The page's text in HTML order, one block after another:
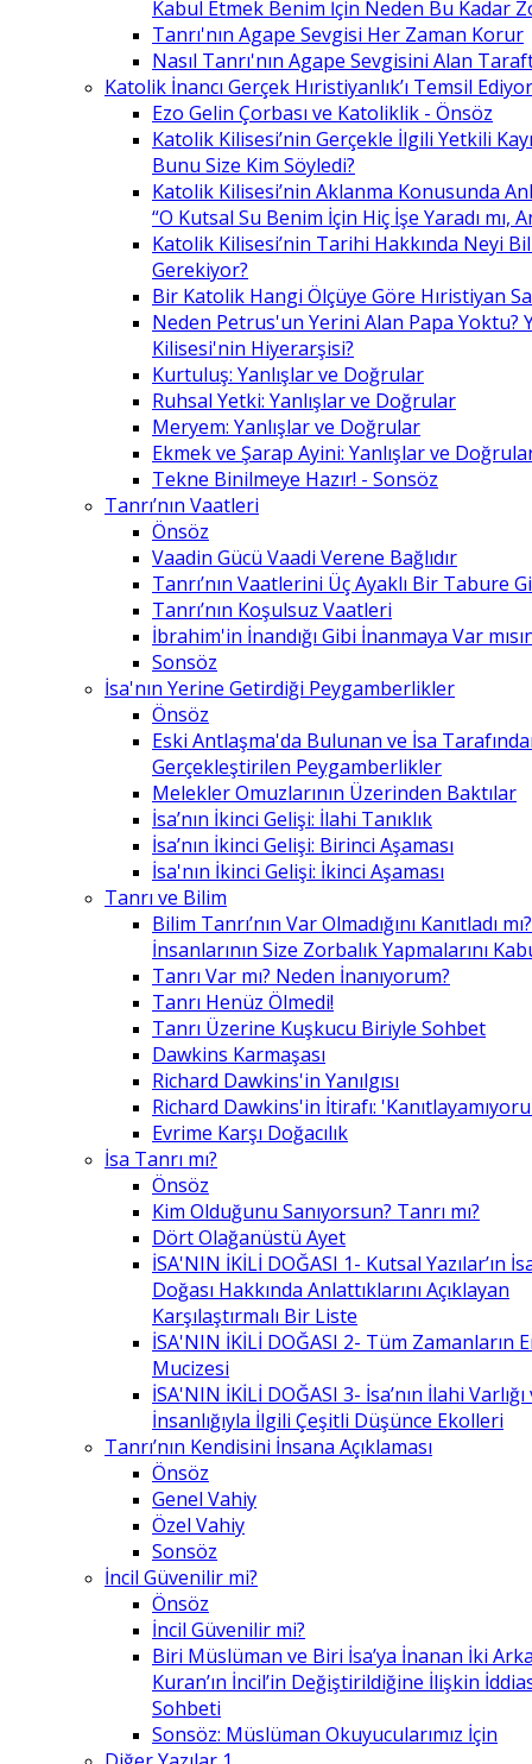
Kabul Etmek Benim İçin Neden Bu Kadar
Tanrı'nın Agape Sevgisi Her Zaman Korur
Nasıl Tanrı'nın Agape Sevgisini Alan
Katolik İnancı Gerçek Hıristiyanlık’ı Temsil
Ezo Gelin Çorbası ve Katoliklik - Önsöz
Katolik Kilisesi’nin Gerçekle İlgili Yetkili
Bunu Size Kim Söyledi?
Katolik Kilisesi’nin Aklanma Konusunda
“O Kutsal Su Benim İçin Hiç İşe Yaradı mı,
Katolik Kilisesi’nin Tarihi Hakkında Neyi
Gerekiyor?
Bir Katolik Hangi Ölçüye Göre Hıristiyan
Neden Petrus'un Yerini Alan Papa Yoktu?
Kilisesi'nin Hiyerarşisi?
Kurtuluş: Yanlışlar ve Doğrular
Ruhsal Yetki: Yanlışlar ve Doğrular
Meryem: Yanlışlar ve Doğrular
Ekmek ve Şarap Ayini: Yanlışlar ve
Tekne Binilmeye Hazır! - Sonsöz
Tanrı’nın Vaatleri
Önsöz
Vaadin Gücü Vaadi Verene Bağlıdır
Tanrı’nın Vaatlerini Üç Ayaklı Bir Tabure
Tanrı’nın Koşulsuz Vaatleri
İbrahim'in İnandığı Gibi İnanmaya Var
Sonsöz
İsa'nın Yerine Getirdiği Peygamberlikler
Önsöz
Eski Antlaşma'da Bulunan ve İsa
Gerçekleştirilen Peygamberlikler
Melekler Omuzlarının Üzerinden Baktılar
İsa’nın İkinci Gelişi: İlahi Tanıklık
İsa’nın İkinci Gelişi: Birinci Aşaması
İsa'nın İkinci Gelişi: İkinci Aşaması
Tanrı ve Bilim
Bilim Tanrı’nın Var Olmadığını Kanıtladı
İnsanlarının Size Zorbalık Yapmalarını
Tanrı Var mı? Neden İnanıyorum?
Tanrı Henüz Ölmedi!
Tanrı Üzerine Kuşkucu Biriyle Sohbet
Dawkins Karmaşası
Richard Dawkins'in Yanılgısı
Richard Dawkins'in İtirafı:
Evrime Karşı Doğacılık
İsa Tanrı mı?
Önsöz
Kim Olduğunu Sanıyorsun? Tanrı mı?
Dört Olağanüstü Ayet
İSA'NIN İKİLİ DOĞASI 1- Kutsal Yazılar’ın
Doğası Hakkında Anlattıklarını Açıklayan
Karşılaştırmalı Bir Liste
İSA'NIN İKİLİ DOĞASI 2- Tüm Zamanların
Mucizesi
İSA'NIN İKİLİ DOĞASI 3- İsa’nın İlahi Varlığı
İnsanlığıyla İlgili Çeşitli Düşünce Ekolleri
Tanrı’nın Kendisini İnsana Açıklaması
Önsöz
Genel Vahiy
Özel Vahiy
Sonsöz
İncil Güvenilir mi?
Önsöz
İncil Güvenilir mi?
Biri Müslüman ve Biri İsa’ya İnanan İki
Kuran’ın İncil’in Değiştirildiğine İlişkin
Sohbeti
Sonsöz: Müslüman Okuyucularımız İçin